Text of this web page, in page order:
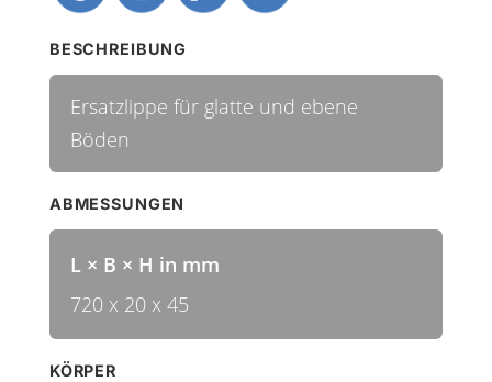
BESCHREIBUNG
Ersatzlippe für glatte und ebene
Böden
ABMESSUNGEN
L × B × H in mm
720 x 20 x 45
KÖRPER